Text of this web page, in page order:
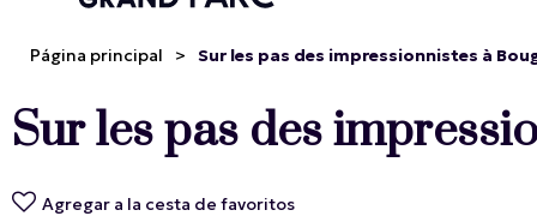
Página principal > Sur les pas des impressionnistes à
Sur les pas des
Agregar a la cesta de favoritos